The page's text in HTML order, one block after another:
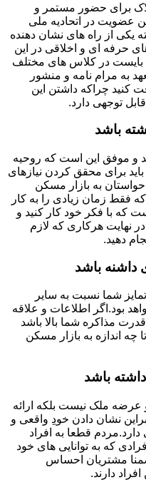
برای حضور مستمر و
عضویت در اتحادیه ملی
یکی از راه های نشان دهنده
حرفه ای و اخلاقی در این
بایست در کلاس های مختلف
به مرام نامه و منشور
کنید چراکه داشتن این
توجهی دارد.
باشد
و موفق این است که روحیه
برای محقق کردن نیازهای
به بازار مسکن
فقط زمان زیادی را به کار
که با فکر خود کار کنید و
نهایت هرکاری که لازم
دهید.
داشنه باشد
شما نسبت به سایر
بود.اگر اطلاعات و علاقه
مذاکره شما بالا باشد
اندازه به بازار مسکن
باشد
ملک نیست بلکه ارائه
نشان دادن خودِ واقعی و
قطعا به افراد
که به توانایی های خود
مشتریان احساس
دارند.